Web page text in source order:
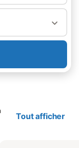
Tout afficher